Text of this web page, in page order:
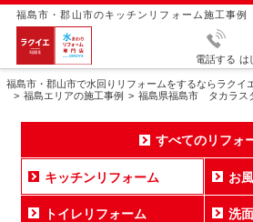
福島市・郡山市のキッチンリフォーム施工事例
電話する は
福島市・郡山市で水回りリフォームをするならラクイ
福島エリアの施工事例
福島県福島市 タカラス
すべてのリフォ
キッチンリフォーム お
トイレリフォーム 洗